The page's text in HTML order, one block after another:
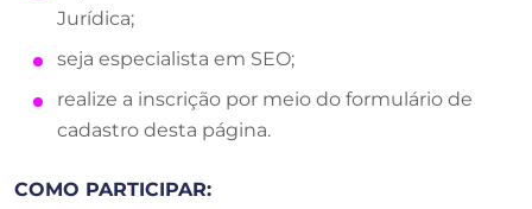
Jurídica;
seja especialista em SEO;
realize a inscrição por meio do formulário de
cadastro desta página.
COMO PARTICIPAR: